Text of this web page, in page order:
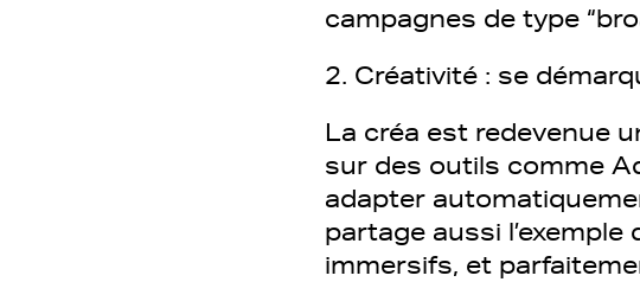
campagnes de type
2. Créativité : se
La créa est redevenue
sur des outils comme
adapter
partage aussi l’exemple
immersifs, et